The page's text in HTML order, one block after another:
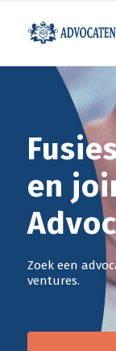
en
Zoek een
ventures.